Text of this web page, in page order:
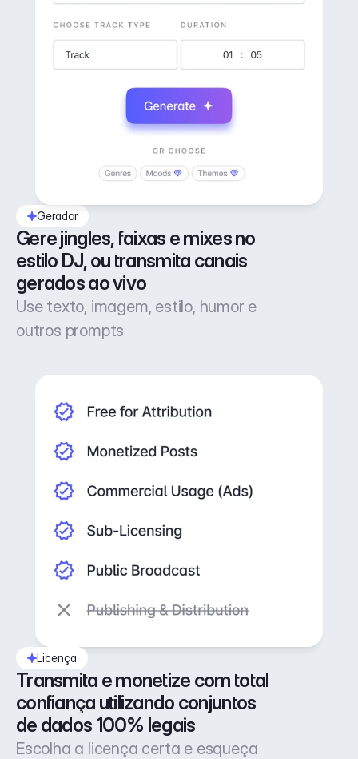
Gerador
Gere jingles, faixas e mixes no
estilo DJ, ou transmita canais
gerados ao vivo
Use texto, imagem, estilo, humor e
outros prompts
Licença
Transmita e monetize com total
confiança utilizando conjuntos
de dados 100% legais
Escolha a licença certa e esqueça